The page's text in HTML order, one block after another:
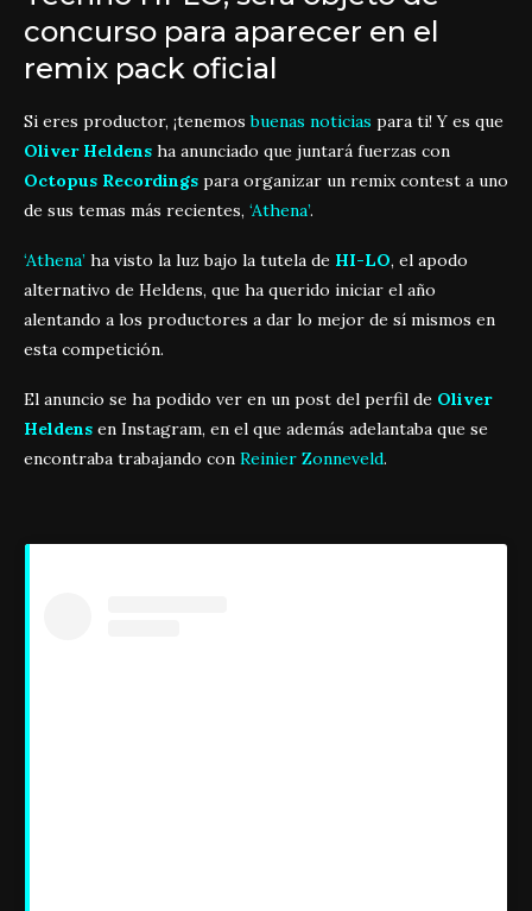
concurso para aparecer en el
remix pack oficial
Si eres productor, ¡tenemosbuenas noticias para ti! Y es que
Oliver Heldens ha anunciado que juntará fuerzas con
Octopus Recordings para organizar un remix contest a uno
de sus temas más recientes, ‘Athena’.
‘Athena’ ha visto la luz bajo la tutela de HI-LO, el apodo
alternativo de Heldens, que ha querido iniciar el año
alentando a los productores a dar lo mejor de sí mismos en
esta competición.
El anuncio se ha podido ver en un post del perfil de Oliver
Heldens en Instagram, en el que además adelantaba que se
encontraba trabajando con Reinier Zonneveld.